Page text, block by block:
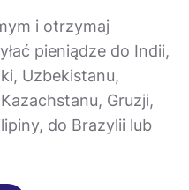
i otrzymaj
pieniądze do Indii,
Uzbekistanu,
Gruzji,
do Brazylii lub